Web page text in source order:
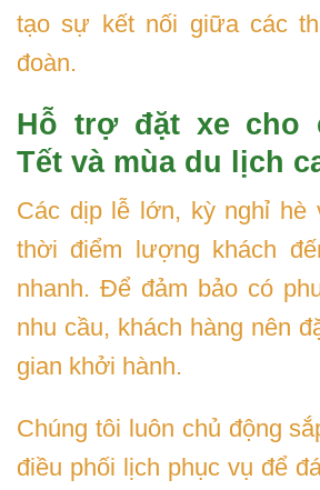
tạo sự kết nối giữa các
đoàn.
Hỗ trợ đặt xe cho
Tết và mùa du lịch
Các dịp lễ lớn, kỳ nghỉ hè
thời điểm lượng khách
nhanh. Để đảm bảo có
nhu cầu, khách hàng nên
gian khởi hành.
Chúng tôi luôn chủ động
điều phối lịch phục vụ để